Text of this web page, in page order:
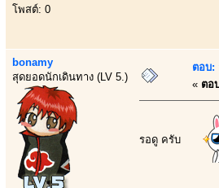
โพสต์: 0
bonamy
สุดยอดนักเดินทาง (LV 5.)
ตอบ:
« ตอ
รอดู ครับ